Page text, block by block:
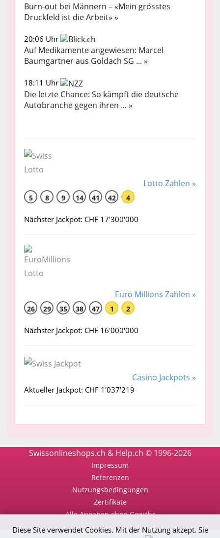
Burn-out bei Männern – «Mein grösstes
Druckfeld ist die Arbeit» »
20:06 Uhr
Auf Medikamente angewiesen: Marcel
Baumgartner aus Goldach SG ... »
18:11 Uhr
Die letzte Chance: So kämpft die deutsche
Autobranche gegen ihren ... »
Lotto Zahlen »
5 8 9 14 41 42 4
Nächster Jackpot: CHF 17'300'000
Euro Millions Zahlen »
26 29 35 38 47 1 2
Nächster Jackpot: CHF 16'000'000
Casino Jackpots »
Aktueller Jackpot: CHF 1'037'219
Swissonlineshops.ch & Help.ch © 1996-2026
Impressum
Referenzen
Nutzungsbedingungen
Zertifikate
Alle Angaben ohne Gewähr
Diese Site verwendet Cookies. Mit der Nutzung akzept. Sie